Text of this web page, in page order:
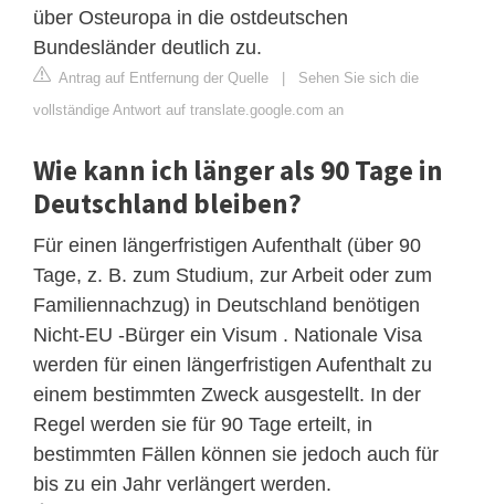
über Osteuropa in die ostdeutschen
Bundesländer deutlich zu.
Antrag auf Entfernung der Quelle | Sehen Sie sich die
vollständige Antwort auf translate.google.com an
Wie kann ich länger als 90 Tage in
Deutschland bleiben?
Für einen längerfristigen Aufenthalt (über 90
Tage, z. B. zum Studium, zur Arbeit oder zum
Familiennachzug) in Deutschland benötigen
Nicht-EU -Bürger ein Visum . Nationale Visa
werden für einen längerfristigen Aufenthalt zu
einem bestimmten Zweck ausgestellt. In der
Regel werden sie für 90 Tage erteilt, in
bestimmten Fällen können sie jedoch auch für
bis zu ein Jahr verlängert werden.